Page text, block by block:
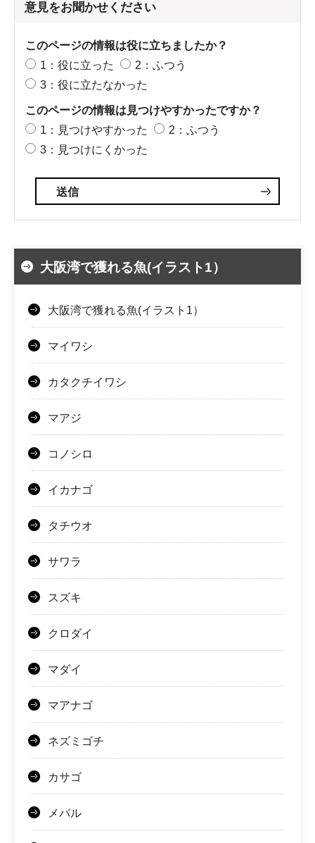
意見をお聞かせください
このページの情報は役に立ちましたか？
1：役に立った
2：ふつう
3：役に立たなかった
このページの情報は見つけやすかったですか？
1：見つけやすかった
2：ふつう
3：見つけにくかった
大阪湾で獲れる魚(イラスト1）
大阪湾で獲れる魚(イラスト1）
マイワシ
カタクチイワシ
マアジ
コノシロ
イカナゴ
タチウオ
サワラ
スズキ
クロダイ
マダイ
マアナゴ
ネズミゴチ
カサゴ
メバル